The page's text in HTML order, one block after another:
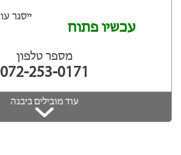
עכשיו פתוח
מספר טלפון
072-253-0171
עוד מובילים ביבנה